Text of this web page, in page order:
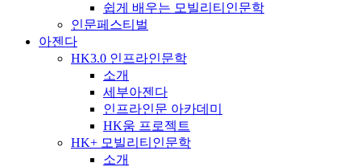
쉽게 배우는 모빌리티인문학
인문페스티벌
아젠다
HK3.0 인프라인문학
소개
세부아젠다
인프라인문 아카데미
HK움 프로젝트
HK+ 모빌리티인문학
소개